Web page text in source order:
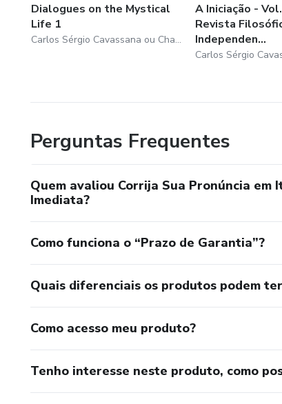
Dialogues on the Mystical
Life 1
Carlos Sérgio Cavassana ou Charles Lucien de Lièvre
A Iniciação -
Revista
Independen...
Perguntas Frequentes
Quem avaliou Corrija Sua Pronúncia em
Imediata?
Como funciona o “Prazo de Garantia”?
Quais diferenciais os produtos podem
Como acesso meu produto?
Tenho interesse neste produto, como